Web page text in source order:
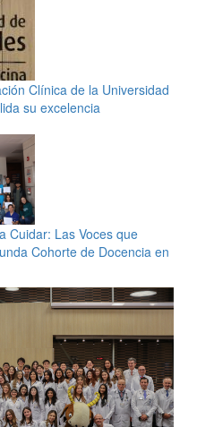
Clínica de la Universidad
su excelencia
Cuidar: Las Voces que
Cohorte de Docencia en